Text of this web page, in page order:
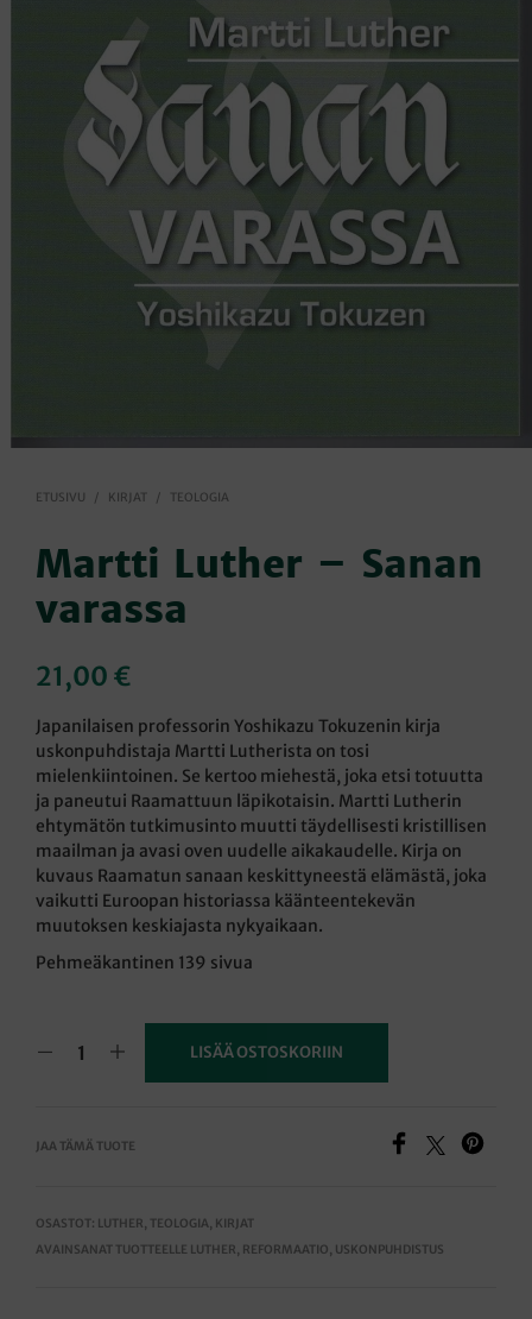
ETUSIVU / KIRJAT / TEOLOGIA
Martti Luther – Sanan
varassa
21,00 €
Japanilaisen professorin Yoshikazu Tokuzenin kirja
uskonpuhdistaja Martti Lutherista on tosi
mielenkiintoinen. Se kertoo miehestä, joka etsi totuutta
ja paneutui Raamattuun läpikotaisin. Martti Lutherin
ehtymätön tutkimusinto muutti täydellisesti kristillisen
maailman ja avasi oven uudelle aikakaudelle. Kirja on
kuvaus Raamatun sanaan keskittyneestä elämästä, joka
vaikutti Euroopan historiassa käänteentekevän
muutoksen keskiajasta nykyaikaan.
Pehmeäkantinen 139 sivua
LISÄÄ OSTOSKORIIN
JAA TÄMÄ TUOTE
OSASTOT: LUTHER, TEOLOGIA, KIRJAT
AVAINSANAT TUOTTEELLE LUTHER, REFORMAATIO, USKONPUHDISTUS